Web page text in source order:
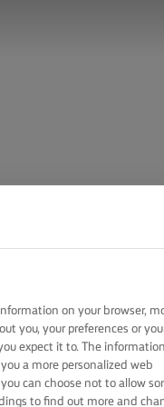
on your browser,
you, your preferences or
expect it to. The information
a more personalized web
can choose not to allow
to find out more and